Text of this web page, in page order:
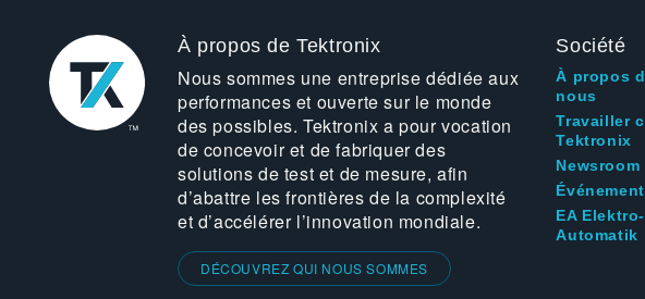
À propos de Tektronix
Nous sommes une entreprise dédiée aux
performances et ouverte sur le monde
des possibles. Tektronix a pour vocation
de concevoir et de fabriquer des
solutions de test et de mesure, afin
d’abattre les frontières de la complexité
et d’accélérer l’innovation mondiale.
DÉCOUVREZ QUI NOUS SOMMES
Société
À propos
nous
Travailler
Tektronix
Newsroom
EA Elektro-
Automatik